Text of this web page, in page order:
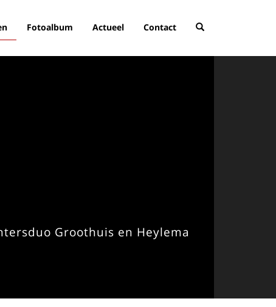
Fotoalbum Actueel Contact
Groothuis en Heylema